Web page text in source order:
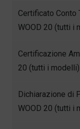
Certificato Conto
WOOD 20 (tutti i
Certificazione
20 (tutti i
Dichiarazione di
WOOD 20 (tutti i